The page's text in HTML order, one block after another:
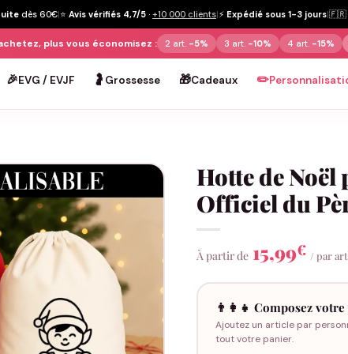
dès 60€|⭐ Avis vérifiés 4,7/5 · +10 000 clients|⚡ Expédié sous 1-3 jours|🇫🇷
plus vous économisez : 2 art. -5% 3 art. -10% 4 art. -15%
🎉EVG / EVJF 🤰 Grossesse 🎁Cadeaux ✏️
Hotte de
Officiel du
À partir de 15,99€ / par
👨‍👩‍👧 Composez votre
Ajoutez un article par
tout votre panier.